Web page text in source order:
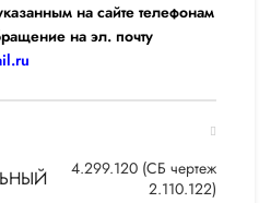
на сайте телефонам
на эл. почту
4.299.120 (СБ чертеж
2.110.122)